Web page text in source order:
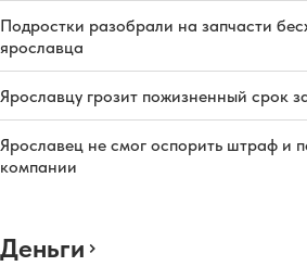
Подростки разобрали на запчасти
ярославца
Ярославцу грозит пожизненный срок
Ярославец не смог оспорить штраф и
компании
Деньги